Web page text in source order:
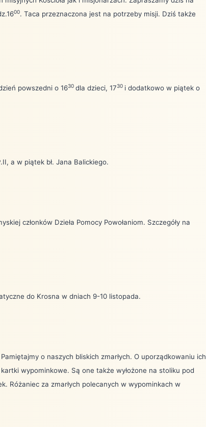
00. Taca przeznaczona jest na potrzeby misji. Dziś także
powszedni o 1630 dla dzieci, 1730 i dodatkowo w piątek o
a w piątek bł. Jana Balickiego.
członków Dzieła Pomocy Powołaniom. Szczegóły na
do Krosna w dniach 9-10 listopada.
o naszych bliskich zmarłych. O uporządkowaniu ich
wypominkowe. Są one także wyłożone na stoliku pod
Różaniec za zmarłych polecanych w wypominkach w